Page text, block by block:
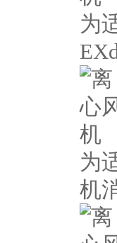
为
为
机